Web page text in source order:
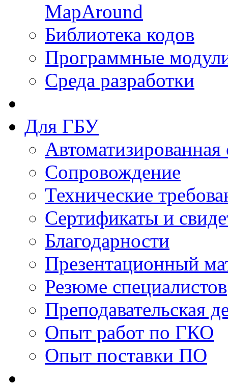
MapAround
Библиотека кодов
Программные
Среда разработки
Для ГБУ
Сопровождение
Технические
Сертификаты и
Благодарности
Презентационный
Резюме специалистов
Преподавательская
Опыт работ по ГКО
Опыт поставки ПО